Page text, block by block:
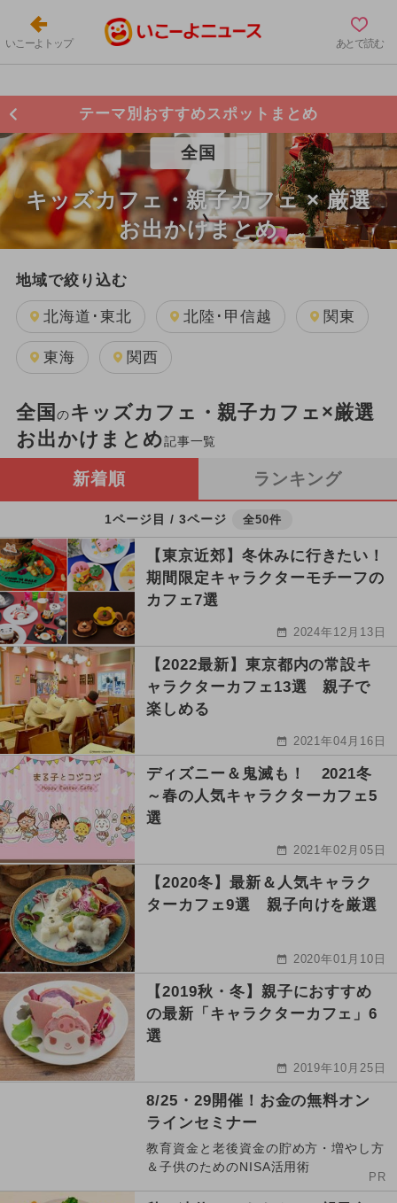
いこーよトップ あとで読む
テーマ別おすすめスポットまとめ
全国
キッズカフェ・親子カフェ × 厳選
お出かけまとめ
地域で絞り込む
北海道･東北 北陸･甲信越 関東
東海 関西
全国 のキッズカフェ・親子カフェ×厳選
お出かけまとめ記事一覧
新着順 ランキング
1ページ目 / 3ページ 全50件
【東京近郊】冬休みに行きたい！
期間限定キャラクターモチーフの
カフェ7選
2024年12月13日
【2022最新】東京都内の常設キ
ャラクターカフェ13選 親子で
楽しめる
2021年04月16日
ディズニー＆鬼滅も！ 2021冬
～春の人気キャラクターカフェ5
選
2021年02月05日
【2020冬】最新＆人気キャラク
ターカフェ9選 親子向けを厳選
2020年01月10日
【2019秋・冬】親子におすすめ
の最新「キャラクターカフェ」6
選
2019年10月25日
8/25・29開催！お金の無料オン
ラインセミナー
教育資金と老後資金の貯め方・増やし方
＆子供のためのNISA活用術
PR